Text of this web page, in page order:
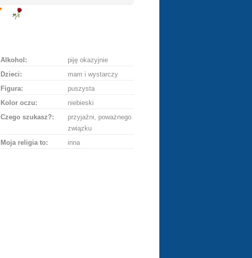
Alkohol:
piję okazyjnie
Dzieci:
mam i wystarczy
Figura:
puszysta
Kolor oczu:
niebieski
Czego szukasz?:
przyjaźni, poważnego
związku
Moja religia to:
inna